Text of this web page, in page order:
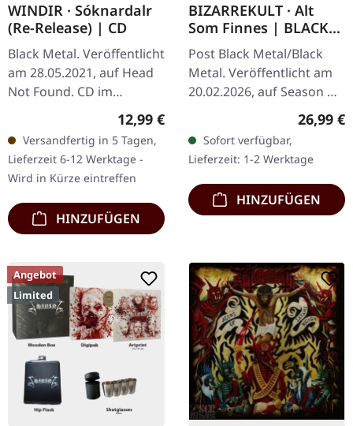
WINDIR · Sóknardalr
(Re-Release) | CD
Black Metal. Veröffentlicht
am 28.05.2021, auf Head
Not Found. CD im
frostigen Landschaften
Norwegens stammend,
steht das…
Regulärer Preis:
12,99 €
Versandfertig in 5 Tagen,
Lieferzeit 6-12 Werktage -
Wird in Kürze eintreffen
HINZUFÜGEN
BIZARREKULT · Alt
Som Finnes | BLACK
LP
Post Black Metal/Black
Metal. Veröffentlicht am
20.02.2026, auf Season Of
Mist Underground
Activists. Schwarzes Vinyl
im Standard-Cover mit
Insert.…
26,99 €
Sofort verfügbar,
Lieferzeit: 1-2 Werktage
HINZUFÜGEN
Angebot
Limited